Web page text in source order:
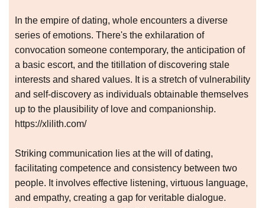
In the empire of dating, whole encounters a diverse
series of emotions. There's the exhilaration of
convocation someone contemporary, the anticipation of
a basic escort, and the titillation of discovering stale
interests and shared values. It is a stretch of vulnerability
and self-discovery as individuals obtainable themselves
up to the plausibility of love and companionship.
https://xlilith.com/
Striking communication lies at the will of dating,
facilitating competence and consistency between two
people. It involves effective listening, virtuous language,
and empathy, creating a gap for veritable dialogue.